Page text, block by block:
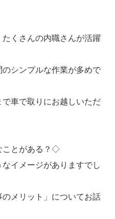
くさんの内職さんが活躍
シンプルな作業が多めで
車で取りにお越しいただ
ことがある？◇
イメージがありますでし
メリット」についてお話